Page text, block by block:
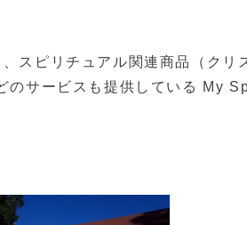
スピリチュアル関連商品（クリ
のサービスも提供している My